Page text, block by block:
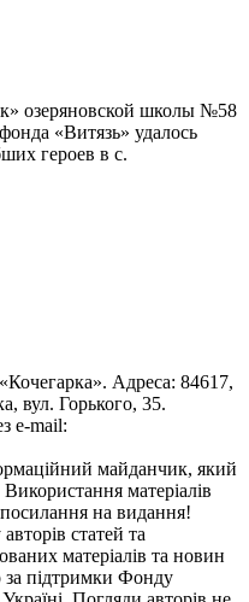
озеряновской школы №58
«Витязь» удалось
героев в с.
Адреса: 84617,
вул. Горького, 35.
e-mail:
майданчик, який
матеріалів
на видання!
статей та
матеріалів та новин
за підтримки Фонду